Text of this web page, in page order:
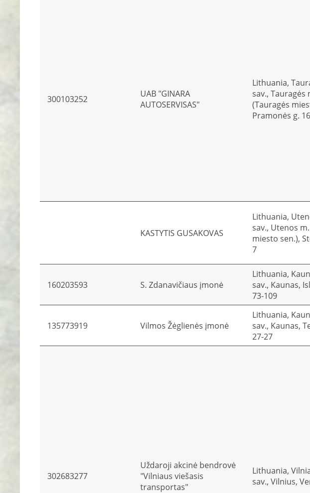
300103252
UAB "GINARA
AUTOSERVISAS"
Lithuania,
sav., Tauragės
(Tauragės
Pramonės g.
KASTYTIS GUSAKOVAS
Lithuania,
sav., Utenos
miesto sen.),
7
160203593 S. Zdanavičiaus įmonė
Lithuania,
sav., Kaunas,
73-109
135773919 Vilmos Žėglienės įmonė
Lithuania,
sav., Kaunas,
27-27
302683277
Uždaroji akcinė bendrovė
"Vilniaus viešasis
transportas"
Lithuania,
sav., Vilnius,